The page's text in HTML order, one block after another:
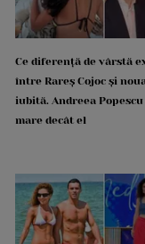
Ce diferență de vârstă
între Rareș Cojoc și
iubită. Andreea
mare decât el